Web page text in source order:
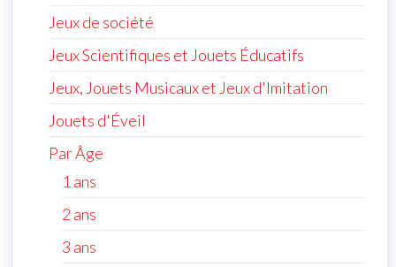
Jeux de société
Jeux Scientifiques et Jouets Éducatifs
Jeux, Jouets Musicaux et Jeux d'Imitation
Jouets d'Éveil
Par Âge
1 ans
2 ans
3 ans